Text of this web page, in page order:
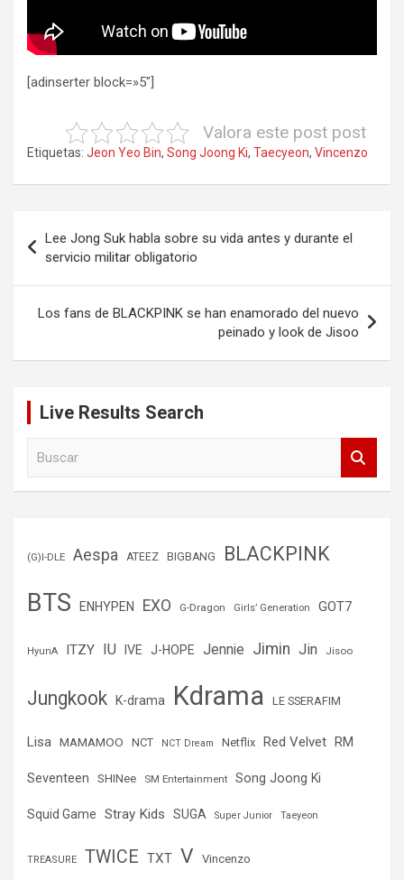
[adinserter block=»5″]
Valora este post post
Etiquetas: Jeon Yeo Bin, Song Joong Ki, Taecyeon, Vincenzo
de
entradas
Lee Jong Suk habla sobre su vida antes y durante el
servicio militar obligatorio
Los fans de BLACKPINK se han enamorado del nuevo
peinado y look de Jisoo
Live Results Search
(G)I-DLE Aespa ATEEZ BIGBANG BLACKPINK
BTS ENHYPEN EXO G-Dragon Girls’ Generation GOT7
HyunA ITZY IU IVE J-HOPE Jennie Jimin Jin Jisoo
Jungkook K-drama Kdrama LE SSERAFIM
Lisa MAMAMOO NCT NCT Dream Netflix Red Velvet RM
Seventeen SHINee SM Entertainment Song Joong Ki
Squid Game Stray Kids SUGA Super Junior Taeyeon
TREASURE TWICE TXT V Vincenzo